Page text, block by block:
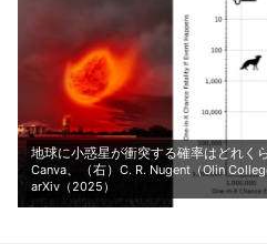
地球に小惑星が衝突する確率はどれく
Canva 、（右） C. R. Nugent（Olin
arXiv（2025）